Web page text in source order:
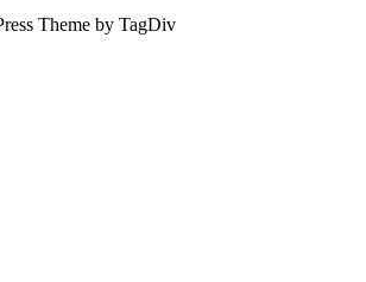
Theme by TagDiv